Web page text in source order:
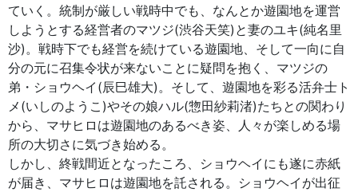
ていく。統制が厳しい戦時中でも、なんとか遊園地を運営
しようとする経営者のマツジ(渋谷天笑)と妻のユキ(純名里
沙)。戦時下でも経営を続けている遊園地、そして一向に自
分の元に召集令状が来ないことに疑問を抱く、マツジの
弟・ショウヘイ(辰巳雄大)。そして、遊園地を彩る活弁士ト
メ(いしのようこ)やその娘ハル(惣田紗莉渚)たちとの関わり
から、マサヒロは遊園地のあるべき姿、人々が楽しめる場
所の大切さに気づき始める。
しかし、終戦間近となったころ、ショウヘイにも遂に赤紙
が届き、マサヒロは遊園地を託される。ショウヘイが出征